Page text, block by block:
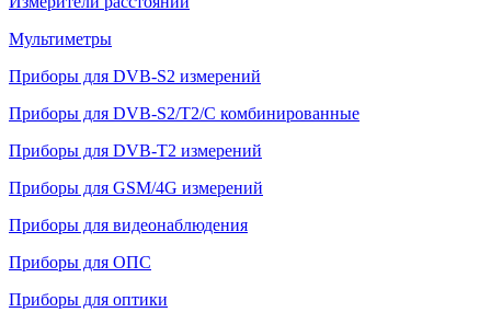
Мультиметры
Приборы для DVB-S2 измерений
Приборы для DVB-S2/T2/C комбинированные
Приборы для DVB-T2 измерений
Приборы для GSM/4G измерений
Приборы для видеонаблюдения
Приборы для ОПС
Приборы для оптики